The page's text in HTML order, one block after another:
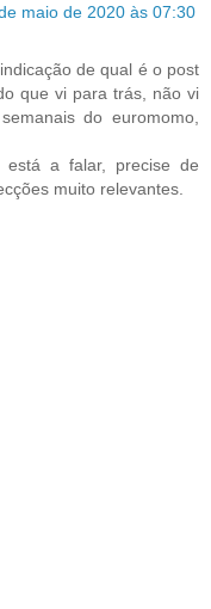
maio de 2020 às 07:30
de qual é o post
que vi para trás, não vi
do euromomo,
a falar, precise de
muito relevantes.